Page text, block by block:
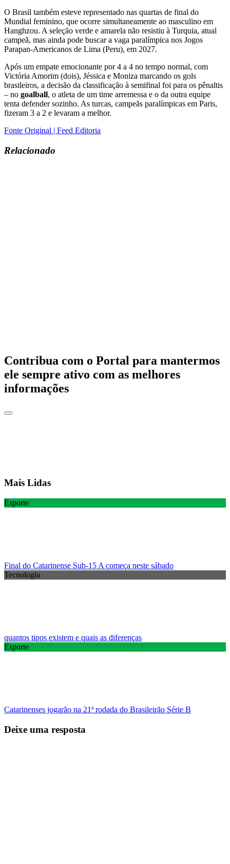
O Brasil também esteve representado nas quartas de final do
Mundial feminino, que ocorre simultaneamente ao masculino em
Hanghzou. A seleção verde e amarela não resistiu à Turquia, atual
campeã, mas ainda pode buscar a vaga paralímpica nos Jogos
Parapan-Americanos de Lima (Peru), em 2027.
Após um empate emocionante por 4 a 4 no tempo normal, com
Victória Amorim (dois), Jéssica e Moniza marcando os gols
brasileiros, a decisão da classificação à semifinal foi para os pênaltis
– no goalball, o atleta de um time arremessa e o da outra equipe
tenta defender sozinho. As turcas, campeãs paralímpicas em Paris,
fizeram 3 a 2 e levaram a melhor.
Fonte Original | Feed Editoria
Relacionado
Contribua com o Portal para mantermos
ele sempre ativo com as melhores
informações
Mais Lidas
Esporte
Final do Catarinense Sub-15 A começa neste sábado
Tecnologia
quantos tipos existem e quais as diferenças
Esporte
Catarinenses jogarão na 21ª rodada do Brasileirão Série B
Deixe uma resposta